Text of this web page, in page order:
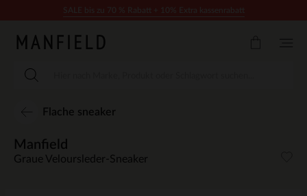
Flache sneaker
Manfield
Graue Veloursleder-Sneaker